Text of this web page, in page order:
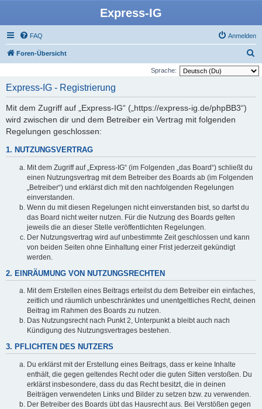
Express-IG
FAQ Anmelden
Foren-Übersicht
u
Sprache:
Express-IG - Registrierung
Mit dem Zugriff auf „Express-IG“ („https://express-ig.de/phpBB3“)
wird zwischen dir und dem Betreiber ein Vertrag mit folgenden
Regelungen geschlossen:
1. NUTZUNGSVERTRAG
Mit dem Zugriff auf „Express-IG“ (im Folgenden „das Board“) schließt du
einen Nutzungsvertrag mit dem Betreiber des Boards ab (im Folgenden
„Betreiber“) und erklärst dich mit den nachfolgenden Regelungen
einverstanden.
Wenn du mit diesen Regelungen nicht einverstanden bist, so darfst du
das Board nicht weiter nutzen. Für die Nutzung des Boards gelten
jeweils die an dieser Stelle veröffentlichten Regelungen.
Der Nutzungsvertrag wird auf unbestimmte Zeit geschlossen und kann
von beiden Seiten ohne Einhaltung einer Frist jederzeit gekündigt
werden.
2. EINRÄUMUNG VON NUTZUNGSRECHTEN
Mit dem Erstellen eines Beitrags erteilst du dem Betreiber ein einfaches,
zeitlich und räumlich unbeschränktes und unentgeltliches Recht, deinen
Beitrag im Rahmen des Boards zu nutzen.
Das Nutzungsrecht nach Punkt 2, Unterpunkt a bleibt auch nach
Kündigung des Nutzungsvertrages bestehen.
3. PFLICHTEN DES NUTZERS
Du erklärst mit der Erstellung eines Beitrags, dass er keine Inhalte
enthält, die gegen geltendes Recht oder die guten Sitten verstoßen. Du
erklärst insbesondere, dass du das Recht besitzt, die in deinen
Beiträgen verwendeten Links und Bilder zu setzen bzw. zu verwenden.
Der Betreiber des Boards übt das Hausrecht aus. Bei Verstößen gegen